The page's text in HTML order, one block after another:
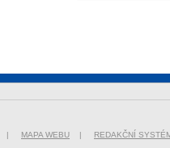
| MAPA WEBU | REDAKČNÍ